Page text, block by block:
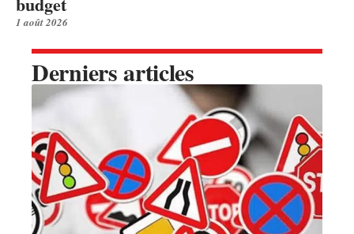
1 août 2026
Derniers articles